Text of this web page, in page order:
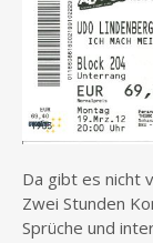
Da gibt es nicht
Zwei Stunden
Sprüche und